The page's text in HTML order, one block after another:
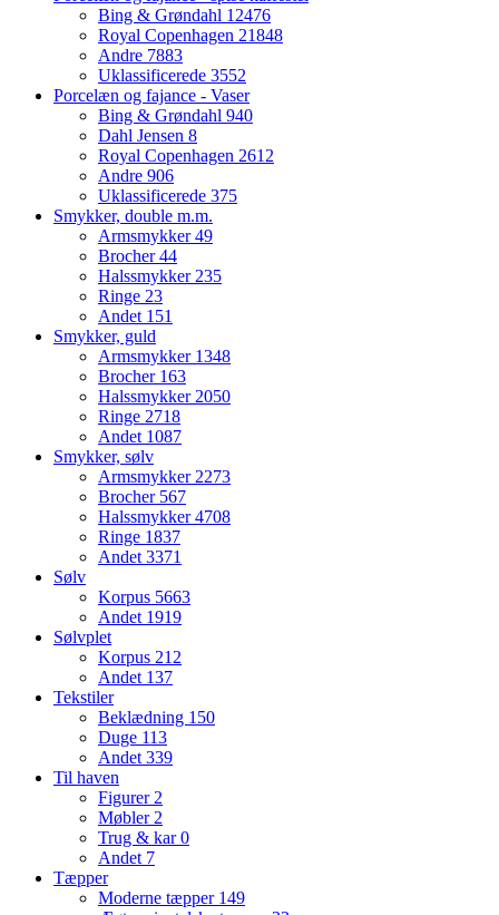
Bing & Grøndahl 12476
Royal Copenhagen 21848
Andre 7883
Uklassificerede 3552
Porcelæn og fajance - Vaser
Bing & Grøndahl 940
Dahl Jensen 8
Royal Copenhagen 2612
Andre 906
Uklassificerede 375
Smykker, double m.m.
Armsmykker49
Brocher44
Halssmykker 235
Ringe 23
Andet 151
Smykker, guld
Armsmykker 1348
Brocher 163
Halssmykker 2050
Ringe 2718
Andet 1087
Smykker, sølv
Armsmykker 2273
Brocher 567
Halssmykker4708
Ringe 1837
Andet 3371
Sølv
Korpus 5663
Andet 1919
Sølvplet
Korpus 212
Andet 137
Tekstiler
Beklædning 150
Duge 113
Andet 339
Til haven
Figurer 2
Møbler 2
Trug & kar0
Andet 7
Tæpper
Moderne tæpper 149